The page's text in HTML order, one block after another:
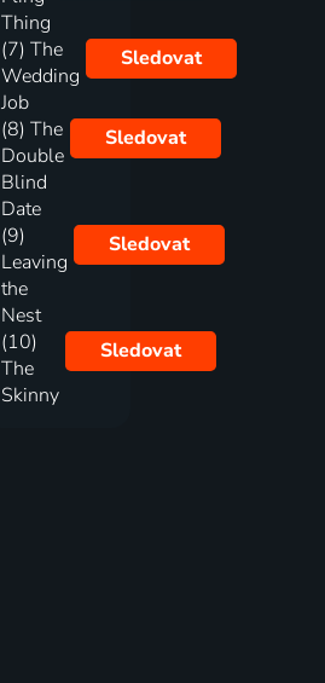
Thing
(7) The
Wedding
Job
Sledovat
(8) The
Double
Blind
Date
Sledovat
(9)
Leaving
the
Nest
Sledovat
(10)
The
Skinny
Sledovat